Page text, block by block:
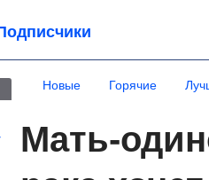
Новые Горячие
Мать-